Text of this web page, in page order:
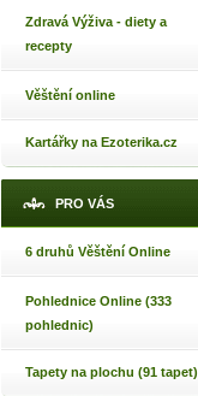
Zdravá Výživa - diety a
recepty
Věštění online
Kartářky na Ezoterika.cz
PRO VÁS
6 druhů Věštění Online
Pohlednice Online (333
pohlednic)
Tapety na plochu (91 tapet)